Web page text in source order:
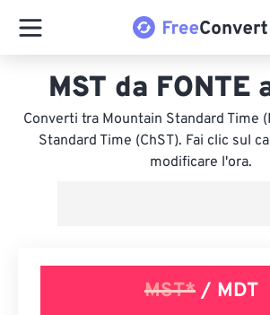
MST da FONTE
Converti tra Mountain Standard Time
Standard Time (ChST). Fai clic sul
modificare l'ora.
MST*/ MDT